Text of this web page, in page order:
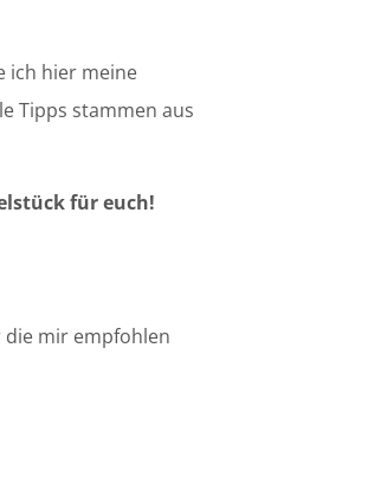
ich hier meine
Tipps stammen aus
für euch!
die mir empfohlen